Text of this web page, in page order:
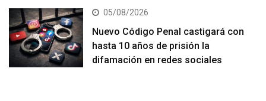
05/08/2026
Nuevo Código Penal castigará con
hasta 10 años de prisión la
difamación en redes sociales